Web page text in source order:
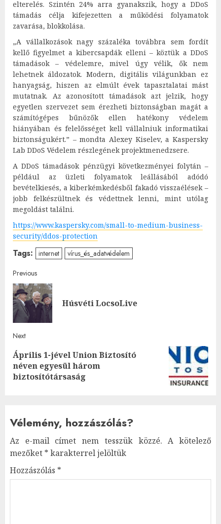
elterelés. Szintén 24% arra gyanakszik, hogy a DDoS
támadás célja kifejezetten a működési folyamatok
zavarása, blokkolása.
„A vállalkozások nagy százaléka továbbra sem fordít
kellő figyelmet a kibercsapdák elleni – köztük a DDoS
támadások – védelemre, mivel úgy vélik, ők nem
lehetnek áldozatok. Modern, digitális világunkban ez
hanyagság, hiszen az elmúlt évek tapasztalatai mást
mutatnak. Az azonosított támadások azt jelzik, hogy
egyetlen szervezet sem érezheti biztonságban magát a
számítógépes bűnözők ellen hatékony védelem
hiányában és felelősséget kell vállalniuk informatikai
biztonságukért.” – mondta Alexey Kiselev, a Kaspersky
Lab DDoS Védelem részlegének projektmenedzsere.
A DDoS támadások pénzügyi következményei folytán –
például az üzleti folyamatok leállásából adódó
bevételkiesés, a kiberkémkedésből fakadó visszaélések –
jobb felkészültnek és védettnek lenni, mint utólag
megoldást találni.
https://www.kaspersky.com/small-to-medium-business-
security/ddos-protection
Tags: internet vírus_és_adatvédelem
Post
navigation
Previous
Húsvéti LocsoLive
Next
Next
post:
Április 1-jével Union Biztosító
néven egyesül három
biztosítótársaság
Vélemény, hozzászólás?
Az e-mail címet nem tesszük közzé. A kötelező
mezőket * karakterrel jelöltük
Hozzászólás *